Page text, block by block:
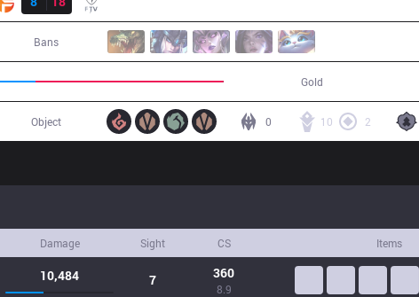
Bans
Gold
10 2
0
Object
Damage Sight CS Items
10,484 7 360
8.9